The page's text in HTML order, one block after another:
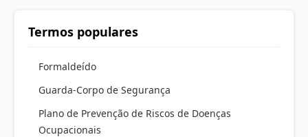
Termos populares
Formaldeído
Guarda-Corpo de Segurança
Plano de Prevenção de Riscos de Doenças
Ocupacionais